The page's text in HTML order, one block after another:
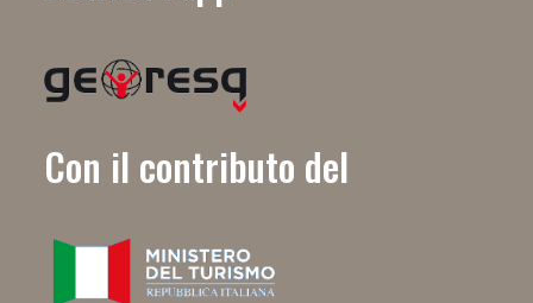
Con il contributo del